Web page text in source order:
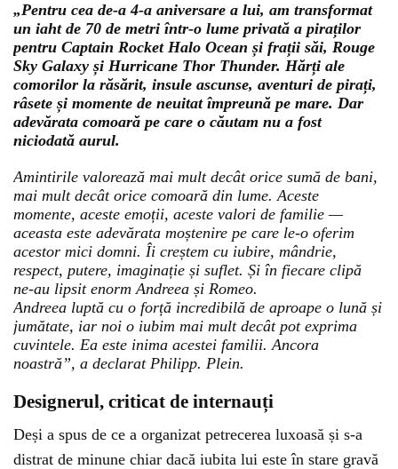
„Pentru cea de-a 4-a aniversare a lui, am transformat
un iaht de 70 de metri într-o lume privată a piraților
pentru Captain Rocket Halo Ocean și frații săi, Rouge
Sky Galaxy și Hurricane Thor Thunder. Hărți ale
comorilor la răsărit, insule ascunse, aventuri de pirați,
râsete și momente de neuitat împreună pe mare. Dar
adevărata comoară pe care o căutam nu a fost
niciodată aurul.
Amintirile valorează mai mult decât orice sumă de bani,
mai mult decât orice comoară din lume. Aceste
momente, aceste emoții, aceste valori de familie —
aceasta este adevărata moștenire pe care le-o oferim
acestor mici domni. Îi creștem cu iubire, mândrie,
respect, putere, imaginație și suflet. Și în fiecare clipă
ne-au lipsit enorm Andreea și Romeo.
Andreea luptă cu o forță incredibilă de aproape o lună și
jumătate, iar noi o iubim mai mult decât pot exprima
cuvintele. Ea este inima acestei familii. Ancora
noastră”, a declarat Philipp. Plein.
Designerul, criticat de internauți
Deși a spus de ce a organizat petrecerea luxoasă și s-a
distrat de minune chiar dacă iubita lui este în stare gravă